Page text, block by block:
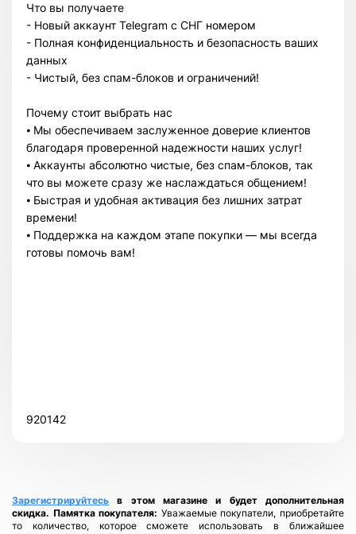
Что вы получаете
- Новый аккаунт Telegram с СНГ номером
- Полная конфиденциальность и безопасность ваших
данных
- Чистый, без спам-блоков и ограничений!
Почему стоит выбрать нас
⦁ Мы обеспечиваем заслуженное доверие клиентов
благодаря проверенной надежности наших услуг!
⦁ Аккаунты абсолютно чистые, без спам-блоков, так
что вы можете сразу же наслаждаться общением!
⦁ Быстрая и удобная активация без лишних затрат
времени!
⦁ Поддержка на каждом этапе покупки — мы всегда
готовы помочь вам!
920142
Зарегистрируйтесь
в этом магазине и будет дополнительная
скидка. Памятка покупателя: Уважаемые покупатели, приобретайте
то количество, которое сможете использовать в ближайшее